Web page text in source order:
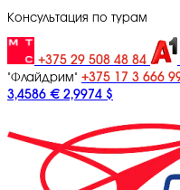
Консультация по турам
+375 29 508 48 84
"Флайдрим" +375 17 3 666
3,4586 € 2,9974 $